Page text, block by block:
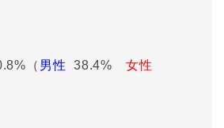
（ 男性 38.4% 女性